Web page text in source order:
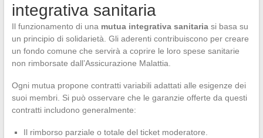
integrativa sanitaria
Il funzionamento di una mutua integrativa sanitariasi basa su
un principio di solidarietà. Gli aderenti contribuiscono per creare
un fondo comune che servirà a coprire le loro spese sanitarie
non rimborsate dall’Assicurazione Malattia.
Ogni mutua propone contratti variabili adattati alle esigenze dei
suoi membri. Si può osservare che le garanzie offerte da questi
contratti includono generalmente:
Il rimborso parziale o totale del ticket moderatore.